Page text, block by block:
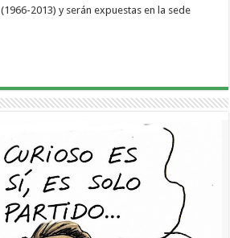
2013) y serán expuestas en la sede